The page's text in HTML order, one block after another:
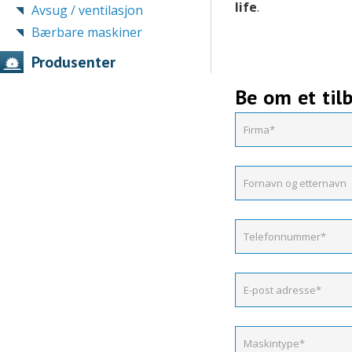
Avsug / ventilasjon
Bærbare maskiner
Produsenter
life.
Be om et